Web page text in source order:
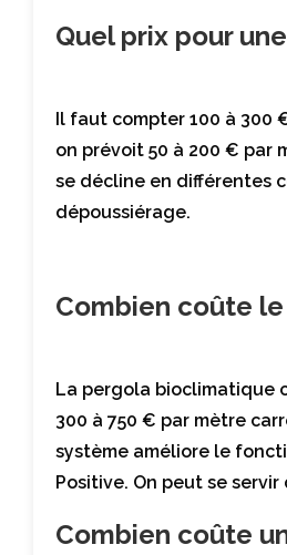
Quel prix pour
Il faut compter 100 à 300
on prévoit 50 à 200 € par
se décline en différentes
dépoussiérage.
Combien coûte
La pergola bioclimatique
300 à 750 € par mètre
système améliore le
Positive. On peut se
Combien coûte